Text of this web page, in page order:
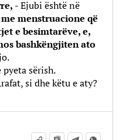
- Ejubi është në
menstruacione që
e besimtarëve, e,
bashkëngjiten ato
sërish.
si dhe këtu e aty?